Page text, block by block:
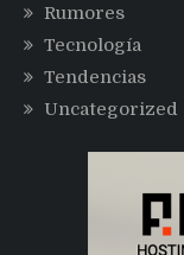
Rumores
Tecnología
Tendencias
Uncategorized